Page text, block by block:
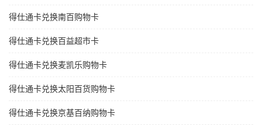
得仕通卡兑换南百购物卡
得仕通卡兑换百益超市卡
得仕通卡兑换麦凯乐购物卡
得仕通卡兑换太阳百货购物卡
得仕通卡兑换京基百纳购物卡